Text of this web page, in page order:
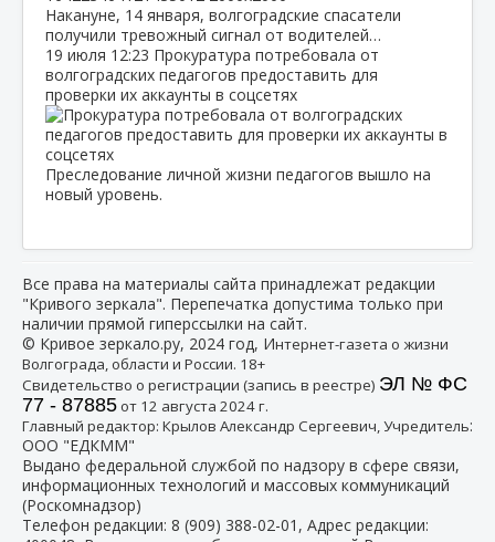
Накануне, 14 января, волгоградские спасатели
получили тревожный сигнал от водителей…
19 июля 12:23 Прокуратура потребовала от
волгоградских педагогов предоставить для
проверки их аккаунты в соцсетях
Преследование личной жизни педагогов вышло на
новый уровень.
Все права на материалы сайта принадлежат редакции
"Кривого зеркала". Перепечатка допустима только при
наличии прямой гиперссылки на сайт.
© Кривое зеркало.ру, 2024 год, Интернет-газета о жизни
Волгограда, области и России. 18+
Свидетельство о регистрации (запись в реестре) ЭЛ № ФС
77 - 87885от 12 августа 2024 г.
Главный редактор: Крылов Александр Сергеевич, Учредитель:
ООО "ЕДКММ"
Выдано федеральной службой по надзору в сфере связи,
информационных технологий и массовых коммуникаций
(Роскомнадзор)
Телефон редакции: 8 (909) 388-02-01 , Адрес редакции: